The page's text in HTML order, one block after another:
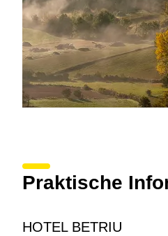
Praktische
HOTEL BETRIU